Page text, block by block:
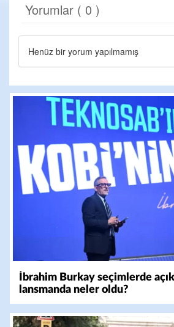
Yorumlar ( 0 )
Henüz bir yorum yapılmamış
İbrahim Burkay seçimlerde
lansmanda neler oldu?